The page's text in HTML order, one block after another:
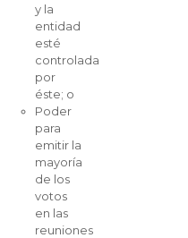
y la
entidad
esté
controlada
por
éste; o
Poder
para
emitir la
mayoría
de los
votos
en las
reuniones